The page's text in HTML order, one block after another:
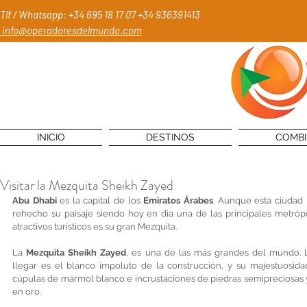
Tlf / Whatsapp: +34 695 18 17 07+34 936391413
info@operadoresdelmundo.com
INICIO DESTINOS
Visitar la Mezquita Sheikh Zayed
Abu Dhabi es la capital de los Emiratos Árabes. Aunque esta
rehecho su paisaje siendo hoy en dia una de las principales
atractivos turísticos es su gran Mezquita.
La Mezquita Sheikh Zayed, es una de las más grandes del
llegar es el blanco impoluto de la construcción, y su
cúpulas de mármol blanco e incrustaciones de piedras semipreciosas
en oro.